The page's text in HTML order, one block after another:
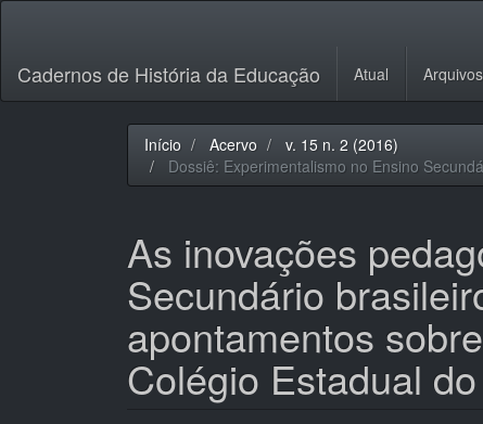
principal
Barra
Cadernos de História da Educação Atual Arquivos
Início Acervo
v. 15 n. 2 (2016)
Dossiê: Experimentalismo no Ensino
As inovações
Secundário
apontamentos
Colégio Estadual